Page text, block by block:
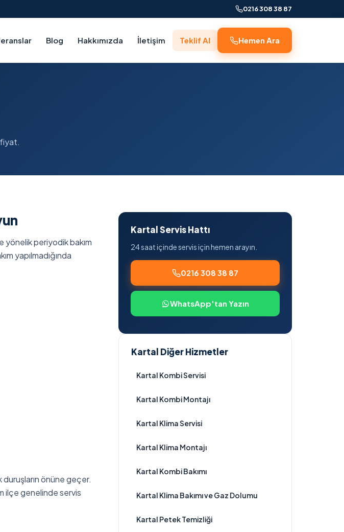
0216 308 38 87
Blog Hakkımızda İletişim Teklif Al Hemen Ara
yönelik periyodik bakım
yapılmadığında
duruşların önüne geçer.
ilçe genelinde servis
Kartal Servis Hattı
24 saat içinde servis için hemen arayın.
0216 308 38 87
WhatsApp'tan Yazın
Kartal Diğer Hizmetler
Kartal Kombi Servisi
Kartal Kombi Montajı
Kartal Klima Servisi
Kartal Klima Montajı
Kartal Kombi Bakımı
Kartal Klima Bakımı ve Gaz Dolumu
Kartal Petek Temizliği